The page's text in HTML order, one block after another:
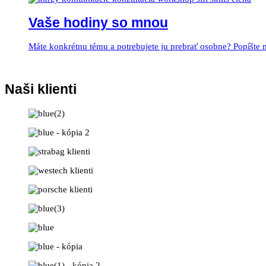
Vaše hodiny so mnou
Máte konkrétnu tému a potrebujete ju prebrať osobne?
Naši klienti